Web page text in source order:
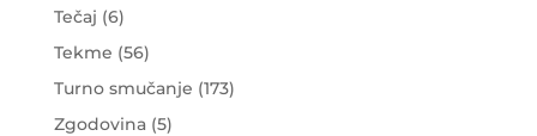
Tečaj (6)
Tekme (56)
Turno smučanje (173)
Zgodovina(5)